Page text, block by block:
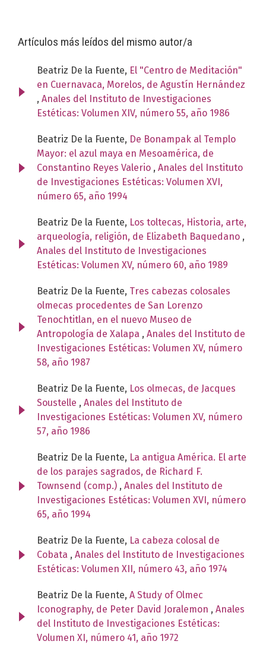
Artículos más leídos del mismo autor/a
Beatriz De la Fuente, El "Centro de Meditación"
en Cuernavaca, Morelos, de Agustín Hernández
, Anales del Instituto de Investigaciones
Estéticas: Volumen XIV, número 55, año 1986
Beatriz De la Fuente, De Bonampak al Templo
Mayor: el azul maya en Mesoamérica, de
Constantino Reyes Valerio , Anales del Instituto
de Investigaciones Estéticas: Volumen XVI,
número 65, año 1994
Beatriz De la Fuente, Los toltecas, Historia, arte,
arqueología, religión, de Elizabeth Baquedano ,
Anales del Instituto de Investigaciones
Estéticas: Volumen XV, número 60, año 1989
Beatriz De la Fuente, Tres cabezas colosales
olmecas procedentes de San Lorenzo
Tenochtitlan, en el nuevo Museo de
Antropología de Xalapa , Anales del Instituto de
Investigaciones Estéticas: Volumen XV, número
58, año 1987
Beatriz De la Fuente, Los olmecas, de Jacques
Soustelle , Anales del Instituto de
Investigaciones Estéticas: Volumen XV, número
57, año 1986
Beatriz De la Fuente, La antigua América. El arte
de los parajes sagrados, de Richard F.
Townsend (comp.) , Anales del Instituto de
Investigaciones Estéticas: Volumen XVI, número
65, año 1994
Beatriz De la Fuente, La cabeza colosal de
Cobata , Anales del Instituto de Investigaciones
Estéticas: Volumen XII, número 43, año 1974
Beatriz De la Fuente, A Study of Olmec
Iconography, de Peter David Joralemon , Anales
del Instituto de Investigaciones Estéticas:
Volumen XI, número 41, año 1972